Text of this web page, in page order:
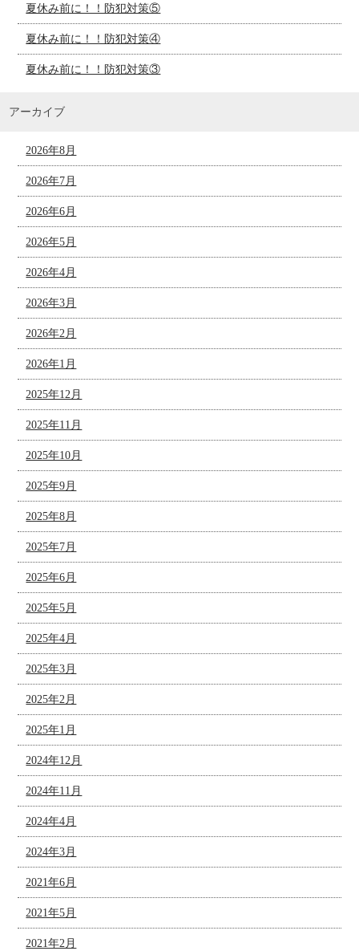
夏休み前に！！防犯対策⑤
夏休み前に！！防犯対策④
夏休み前に！！防犯対策③
アーカイブ
2026年8月
2026年7月
2026年6月
2026年5月
2026年4月
2026年3月
2026年2月
2026年1月
2025年12月
2025年11月
2025年10月
2025年9月
2025年8月
2025年7月
2025年6月
2025年5月
2025年4月
2025年3月
2025年2月
2025年1月
2024年12月
2024年11月
2024年4月
2024年3月
2021年6月
2021年5月
2021年2月